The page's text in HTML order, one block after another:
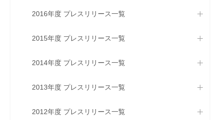
2016年度 プレスリリース一覧
2015年度 プレスリリース一覧
2014年度 プレスリリース一覧
2013年度 プレスリリース一覧
2012年度 プレスリリース一覧